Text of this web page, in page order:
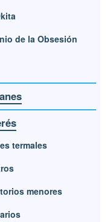
de la Obsesión
termales
menores